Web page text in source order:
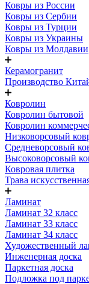
Ковры из России
Ковры из Сербии
Ковры из Турции
Ковры из Украины
Ковры из Молдавии
Керамогранит
Производство
Ковролин
Ковролин бытовой
Ковролин
Низковорсовый
Средневорсовый
Высоковорсовый
Ковровая плитка
Трава
Ламинат
Ламинат 32 класс
Ламинат 33 класс
Ламинат 34 класс
Художественный
Инженерная доска
Паркетная доска
Подложка под